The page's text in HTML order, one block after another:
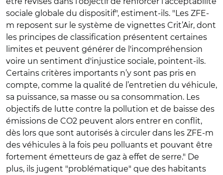
sociale globale du dispositif", estiment-ils. "Les ZFE-
m reposent sur le système de vignettes Crit’Air, dont
les principes de classification présentent certaines
limites et peuvent générer de l'incompréhension
voire un sentiment d'injustice sociale, pointent-ils.
Certains critères importants n’y sont pas pris en
compte, comme la qualité de l’entretien du véhicule,
sa puissance, sa masse ou sa consommation. Les
objectifs de lutte contre la pollution et de baisse des
émissions de CO2 peuvent alors entrer en conflit,
dès lors que sont autorisés à circuler dans les ZFE-m
des véhicules à la fois peu polluants et pouvant être
fortement émetteurs de gaz à effet de serre." De
plus, ils jugent "problématique" que des habitants